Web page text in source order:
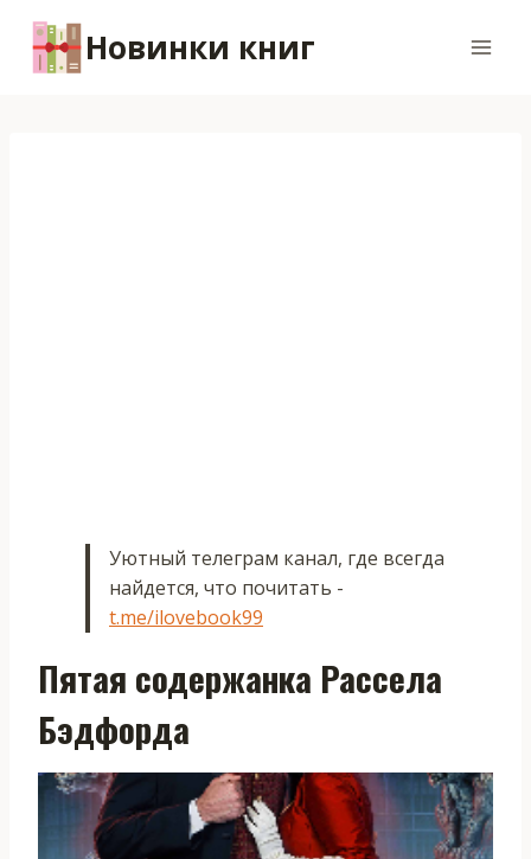
содержимому
Новинки книг
Уютный телеграм канал, где всегда
найдется, что почитать -
t.me/ilovebook99
Пятая содержанка Рассела
Бэдфорда